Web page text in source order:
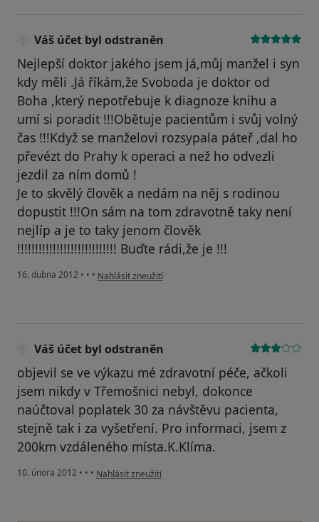
Váš účet byl odstraněn
Nejlepší doktor jakého jsem já,můj manžel i syn
kdy měli .Já říkám,že Svoboda je doktor od
Boha ,který nepotřebuje k diagnoze knihu a
umí si poradit !!!Obětuje pacientům i svůj volný
čas !!!Když se manželovi rozsypala páteř ,dal ho
převézt do Prahy k operaci a než ho odvezli
jezdil za ním domů !
Je to skvělý člověk a nedám na něj s rodinou
dopustit !!!On sám na tom zdravotně taky není
nejlíp a je to taky jenom člověk
!!!!!!!!!!!!!!!!!!!!!!!!!!!! Buďte rádi,že je !!!
16. dubna 2012 • • • podle názoru uživatele Váš účet byl odstraněn
Nahlásit zneužití
Váš účet byl odstraněn
objevil se ve výkazu mé zdravotní péče, ačkoli
jsem nikdy v Třemošnici nebyl, dokonce
naúčtoval poplatek 30 za návštěvu pacienta,
stejně tak i za vyšetření. Pro informaci, jsem z
200km vzdáleného místa.K.Klíma.
10. února 2012 • • • podle názoru uživatele Váš účet byl odstraněn
Nahlásit zneužití